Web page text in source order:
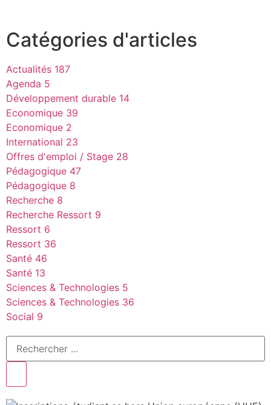
Catégories d'articles
Actualités 187
Agenda 5
Développement durable 14
Economique 39
Economique 2
International 23
Offres d'emploi / Stage 28
Pédagogique 47
Pédagogique 8
Recherche 8
Recherche Ressort 9
Ressort 6
Ressort 36
Santé 46
Santé 13
Sciences & Technologies 5
Sciences & Technologies 36
Social 9